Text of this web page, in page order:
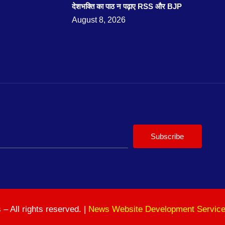
देशभक्ति का पाठ न पढ़ाए RSS और BJP
August 8, 2026
Subscribe
– All rights reserved. | News Website Development